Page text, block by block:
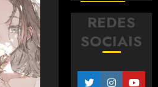
REDES
SOCIAIS